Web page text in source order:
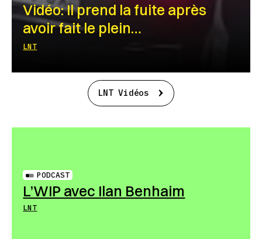
Vidéo: Il prend la fuite après
avoir fait le plein…
LNT
LNT Vidéos
PODCAST
L’WIP avec Ilan Benhaim
LNT